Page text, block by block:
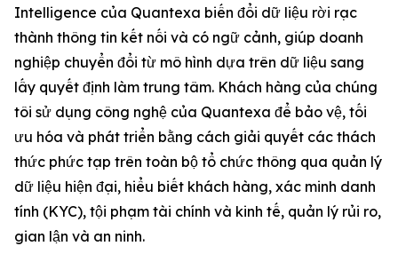
Intelligence của Quantexa biến đổi dữ liệu rời rạc
thành thông tin kết nối và có ngữ cảnh, giúp doanh
nghiệp chuyển đổi từ mô hình dựa trên dữ liệu sang
lấy quyết định làm trung tâm. Khách hàng của chúng
tôi sử dụng công nghệ của Quantexa để bảo vệ, tối
ưu hóa và phát triển bằng cách giải quyết các thách
thức phức tạp trên toàn bộ tổ chức thông qua quản lý
dữ liệu hiện đại, hiểu biết khách hàng, xác minh danh
tính (KYC), tội phạm tài chính và kinh tế, quản lý rủi ro,
gian lận và an ninh.